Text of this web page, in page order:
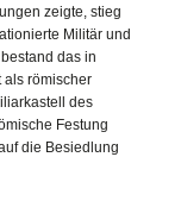
zeigte, stieg
Militär und
das in
als römischer
des
Festung
die Besiedlung